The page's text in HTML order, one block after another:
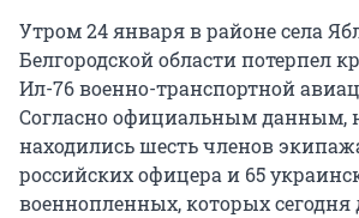
Утром 24 января в районе села
Белгородской области потерпел
Ил-76 военно-транспортной
Согласно официальным данным,
находились шесть членов
российских офицера и 65
военнопленных, которых